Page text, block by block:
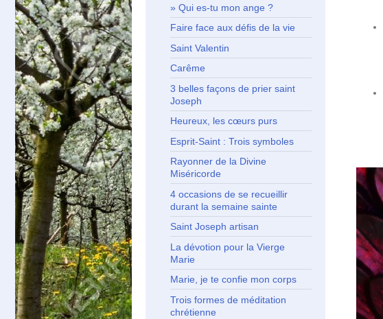
Qui es-tu mon ange ?
Faire face aux défis de la vie
Saint Valentin
Carême
3 belles façons de prier saint
Joseph
Heureux, les cœurs purs
Esprit-Saint : Trois symboles
Rayonner de la Divine
Miséricorde
4 occasions de se recueillir
durant la semaine sainte
Saint Joseph artisan
La dévotion pour la Vierge
Marie
Marie, je te confie mon corps
Trois formes de méditation
chrétienne